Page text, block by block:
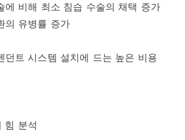
에 비해 최소 침습 수술의 채택 증가
의 유병률 증가
던트 시스템 설치에 드는 높은 비용
힘 분석